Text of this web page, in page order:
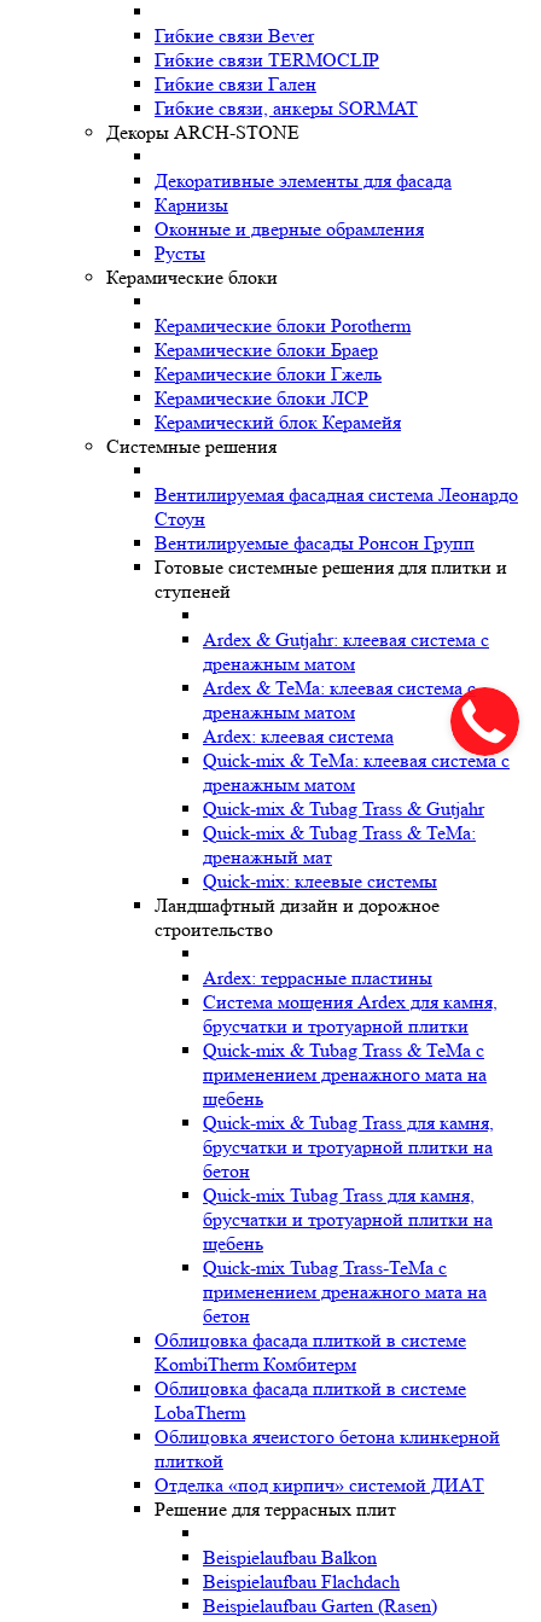
Гибкие связи Bever
Гибкие связи TERMOCLIP
Гибкие связи Гален
Гибкие связи, анкеры SORMAT
Декоры ARCH-STONE
Декоративные элементы для фасада
Карнизы
Оконные и дверные обрамления
Русты
Керамические блоки
Керамические блоки Porotherm
Керамические блоки Браер
Керамические блоки Гжель
Керамические блоки ЛСР
Керамический блок Керамейя
Системные решения
Вентилируемая фасадная система Леонардо
Стоун
Вентилируемые фасады Ронсон Групп
Готовые системные решения для плитки и
ступеней
Ardex & Gutjahr: клеевая система с
дренажным матом
Ardex & TeMa: клеевая система с
дренажным матом
Ardex: клеевая система
Quick-mix & TeMa: клеевая система с
дренажным матом
Quick-mix & Tubag Trass & Gutjahr
Quick-mix & Tubag Trass & TeMa:
дренажный мат
Quick-mix: клеевые системы
Ландшафтный дизайн и дорожное
строительство
Ardex: террасные пластины
Cистема мощения Ardex для камня,
брусчатки и тротуарной плитки
Quick-mix & Tubag Trass & TeMa с
применением дренажного мата на
щебень
Quick-mix & Tubag Trass для камня,
брусчатки и тротуарной плитки на
бетон
Quick-mix Tubag Trass для камня,
брусчатки и тротуарной плитки на
щебень
Quick-mix Tubag Trass-TeMa с
применением дренажного мата на
бетон
Облицовка фасада плиткой в системе
KombiTherm Комбитерм
Облицовка фасада плиткой в системе
LobaTherm
Облицовка ячеистого бетона клинкерной
плиткой
Отделка «под кирпич» системой ДИАТ
Решение для террасных плит
Beispielaufbau Balkon
Beispielaufbau Flachdach
Beispielaufbau Garten (Rasen)